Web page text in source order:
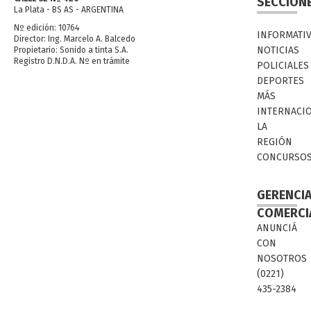
La Plata - BS AS - ARGENTINA
Nº edición: 10764
Director: Ing. Marcelo A. Balcedo
Propietario: Sonido a tinta S.A.
Registro D.N.D.A. Nº en trámite
NOTICIAS
POLICIALES
DEPORTES
MÁS
LA
REGIÓN
ANUNCIÁ
CON
NOSOTROS
(0221)
435-2384